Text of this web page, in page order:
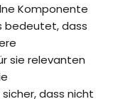
Komponente
bedeutet, dass
sie relevanten
dass nicht